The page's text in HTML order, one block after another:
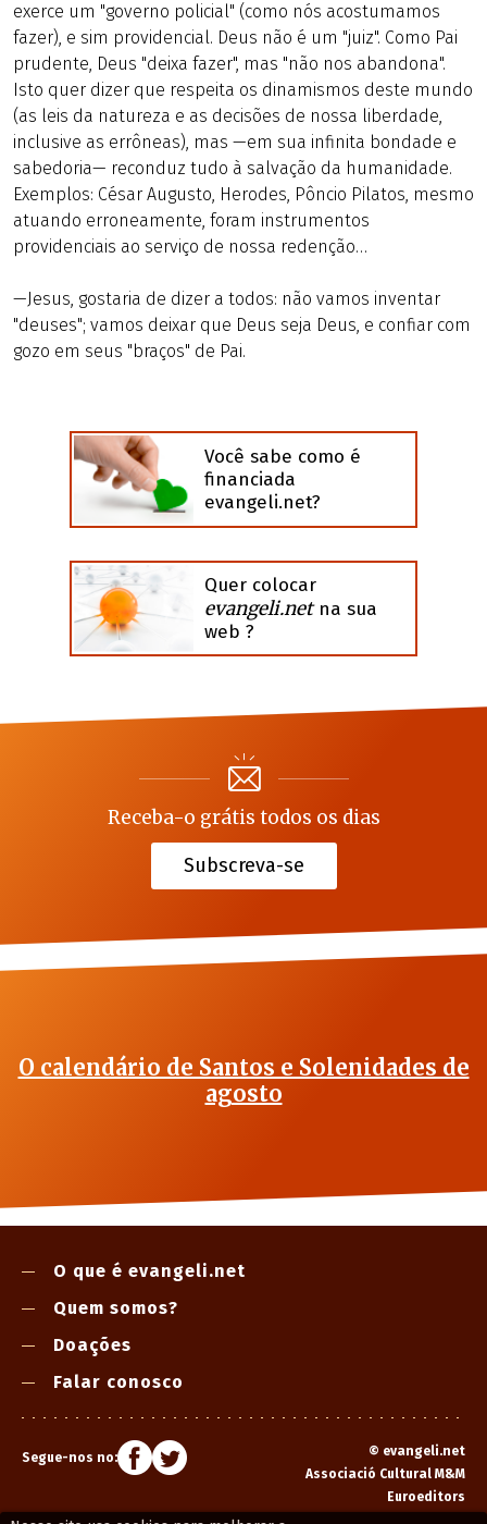
exerce um "governo policial" (como nós acostumamos
fazer), e sim providencial. Deus não é um "juiz". Como Pai
prudente, Deus "deixa fazer", mas "não nos abandona".
Isto quer dizer que respeita os dinamismos deste mundo
(as leis da natureza e as decisões de nossa liberdade,
inclusive as errôneas), mas —em sua infinita bondade e
sabedoria— reconduz tudo à salvação da humanidade.
Exemplos: César Augusto, Herodes, Pôncio Pilatos, mesmo
atuando erroneamente, foram instrumentos
providenciais ao serviço de nossa redenção…
—Jesus, gostaria de dizer a todos: não vamos inventar
"deuses"; vamos deixar que Deus seja Deus, e confiar com
gozo em seus "braços" de Pai.
Você sabe como é
financiada
evangeli.net?
Quer colocar
evangeli.netna sua
web ?
Receba-o grátis todos os dias
Subscreva-se
O calendário de Santos e Solenidades de
agosto
O que é evangeli.net
Quem somos?
Doações
Falar conosco
Segue-nos no: © evangeli.net
Associació Cultural M&M
Euroeditors